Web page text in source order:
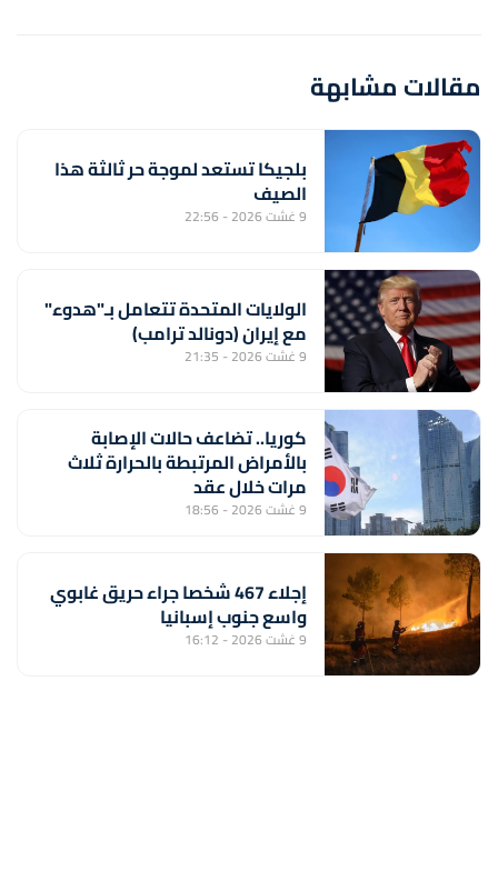
مقالات مشابهة
بلجيكا تستعد لموجة حر ثالثة هذا
الصيف
9 غشت 2026 - 22:56
الولايات المتحدة تتعامل بـ"هدوء"
مع إيران (دونالد ترامب)
9 غشت 2026 - 21:35
كوريا.. تضاعف حالات الإصابة
بالأمراض المرتبطة بالحرارة ثلاث
مرات خلال عقد
9 غشت 2026 - 18:56
إجلاء 467 شخصا جراء حريق غابوي
واسع جنوب إسبانيا
9 غشت 2026 - 16:12